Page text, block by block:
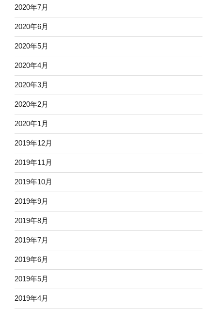
2020年7月
2020年6月
2020年5月
2020年4月
2020年3月
2020年2月
2020年1月
2019年12月
2019年11月
2019年10月
2019年9月
2019年8月
2019年7月
2019年6月
2019年5月
2019年4月